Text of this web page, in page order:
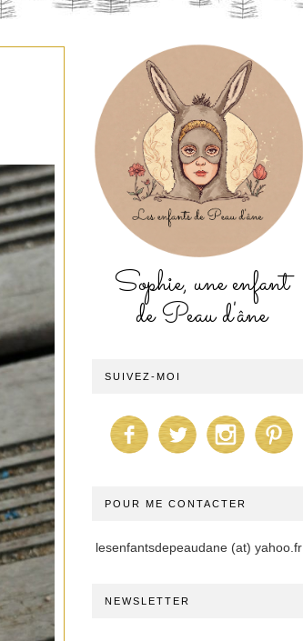
Sophie, une enfant
de Peau d'âne
SUIVEZ-MOI
POUR ME CONTACTER
lesenfantsdepeaudane (at) yahoo.fr
NEWSLETTER